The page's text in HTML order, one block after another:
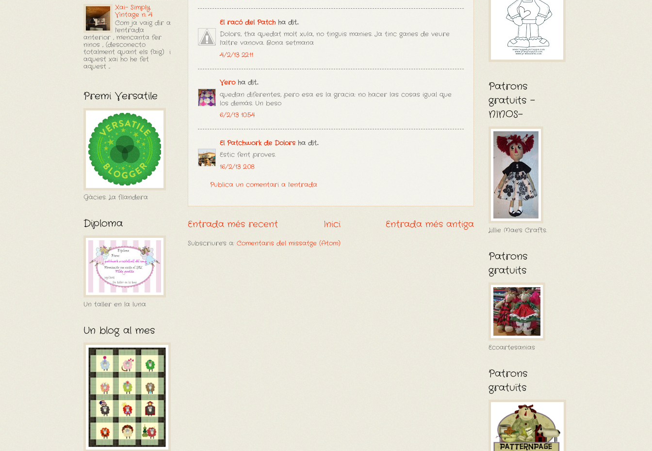
El racó del Patchha dit...
Dolors, t'ha quedat molt xula, no tinguis manies. Ja tinc ganes de veure
l'altre vanova. Bona setmana
4/2/13 22:11
Veroha dit...
quedan diferentes, pero esa es la gracia: no hacer las cosas igual que
los demás. Un beso
6/2/13 10:54
El Patchwork de Dolors ha dit...
Estic fent proves.
16/2/13 2:08
Publica un comentari a l'entrada
Entrada més recent Entrada més antiga
Inici
Subscriure's a: Comentaris del missatge (Atom)
Xai- Simply
Vintage n. 4
Com ja vaig dir a
l'entrada
anterior , m'encanta fer
ninos , (desconecto
totalment quant els faig) i
aquest xai ho he fet
aquest ...
Premi Versatile
Gàcies. La filandera
Diploma
Un taller en la luna
Un blog al mes
Patrons
gratuits -
NINOS-
Lillie Mae's Crafts.
Patrons
gratuits
Ecoartesanias
Patrons
gratuïts